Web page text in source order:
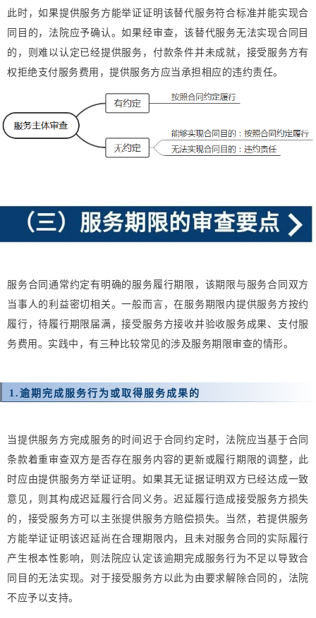
此时，如果提供服务方能举证证明该替代服务符合标准并能实现合
同目的，法院应予确认。如果经审查，该替代服务无法实现合同目
的，则难以认定已经提供服务，付款条件并未成就，接受服务方有
权拒绝支付服务费用，提供服务方应当承担相应的违约责任。
服务合同通常约定有明确的服务履行期限，该期限与服务合同双方
当事人的利益密切相关。一般而言，在服务期限内提供服务方按约
履行，待履行期限届满，接受服务方接收并验收服务成果、支付服
务费用。实践中，有三种比较常见的涉及服务期限审查的情形。
1. 逾期完成服务行为或取得服务成果的
当提供服务方完成服务的时间迟于合同约定时，法院应当基于合同
条款着重审查双方是否存在服务内容的更新或履行期限的调整，此
时应由提供服务方举证证明。如果其无证据证明双方已经达成一致
意见，则其构成迟延履行合同义务。迟延履行造成接受服务方损失
的，接受服务方可以主张提供服务方赔偿损失。当然，若提供服务
方能举证证明该迟延尚在合理期限内，且未对服务合同的实际履行
产生根本性影响，则法院应认定该逾期完成服务行为不足以导致合
同目的无法实现。对于接受服务方以此为由要求解除合同的，法院
不应予以支持。